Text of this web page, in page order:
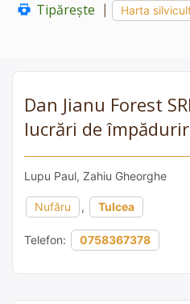
Tipărește Harta
Dan Jianu Forest
lucrări de
Lupu Paul, Zahiu Gheorghe
Nufăru , Tulcea
Telefon: 0758367378